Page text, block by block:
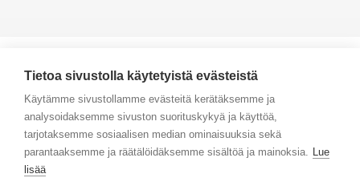
Yhteystiedot
Selaa tuotteita
Tietoa sivustolla käytetyistä evästeistä
Käytämme sivustollamme evästeitä kerätäksemme ja
analysoidaksemme sivuston suorituskykyä ja käyttöä,
tarjotaksemme sosiaalisen median ominaisuuksia sekä
parantaaksemme ja räätälöidäksemme sisältöä ja mainoksia. Lue
lisää